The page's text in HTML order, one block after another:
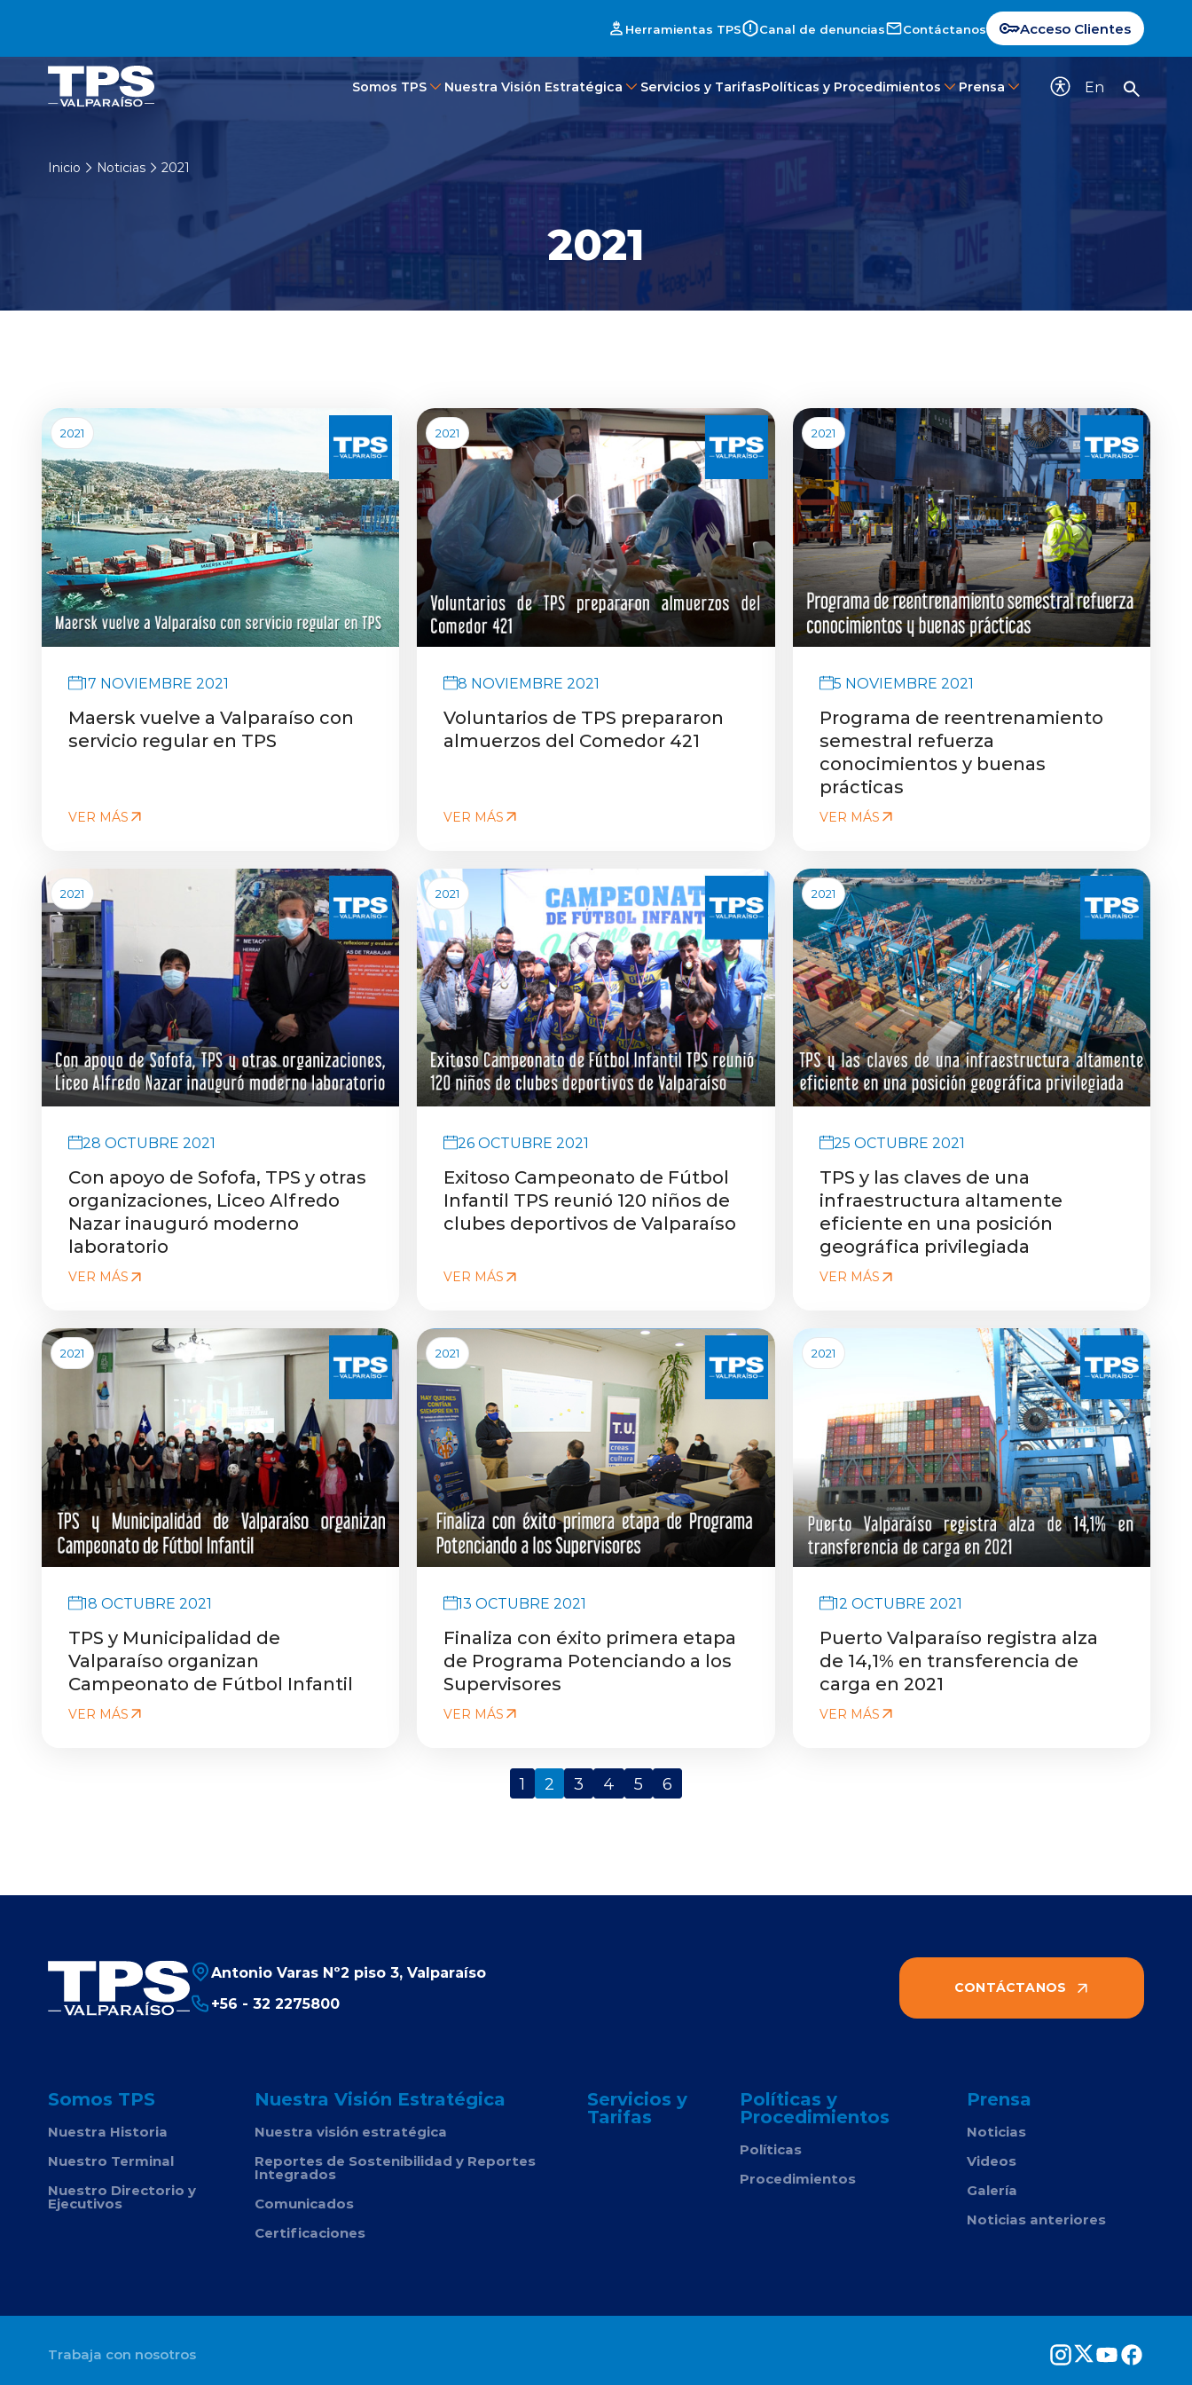
Herramientas TPS Canal de denuncias Contáctanos Acceso Clientes
Somos TPS Nuestra Visión Estratégica Servicios y TarifasPolíticas y Procedimientos Prensa En
Inicio Noticias 2021
2021
2021
17 NOVIEMBRE 2021
Maersk vuelve a Valparaíso con
servicio regular en TPS
VER MÁS
2021
8 NOVIEMBRE 2021
Voluntarios de TPS prepararon
almuerzos del Comedor 421
VER MÁS
2021
5 NOVIEMBRE 2021
Programa de reentrenamiento
semestral refuerza
conocimientos y buenas
prácticas
VER MÁS
2021
28 OCTUBRE 2021
Con apoyo de Sofofa, TPS y otras
organizaciones, Liceo Alfredo
Nazar inauguró moderno
laboratorio
VER MÁS
2021
26 OCTUBRE 2021
Exitoso Campeonato de Fútbol
Infantil TPS reunió 120 niños de
clubes deportivos de Valparaíso
VER MÁS
2021
25 OCTUBRE 2021
TPS y las claves de una
infraestructura altamente
eficiente en una posición
geográfica privilegiada
VER MÁS
2021
18 OCTUBRE 2021
TPS y Municipalidad de
Valparaíso organizan
Campeonato de Fútbol Infantil
VER MÁS
2021
13 OCTUBRE 2021
Finaliza con éxito primera etapa
de Programa Potenciando a los
Supervisores
VER MÁS
2021
12 OCTUBRE 2021
Puerto Valparaíso registra alza
de 14,1% en transferencia de
carga en 2021
VER MÁS
1 2 3 4 5 6
Antonio Varas Nº2 piso 3, Valparaíso
+56 - 32 2275800
CONTÁCTANOS
Somos TPS
Nuestra Historia
Nuestro Terminal
Nuestro Directorio y
Ejecutivos
Nuestra Visión Estratégica
Nuestra visión estratégica
Reportes de Sostenibilidad y Reportes
Integrados
Comunicados
Certificaciones
Servicios y
Tarifas
Políticas y
Procedimientos
Políticas
Procedimientos
Prensa
Noticias
Videos
Galería
Noticias anteriores
Trabaja con nosotros